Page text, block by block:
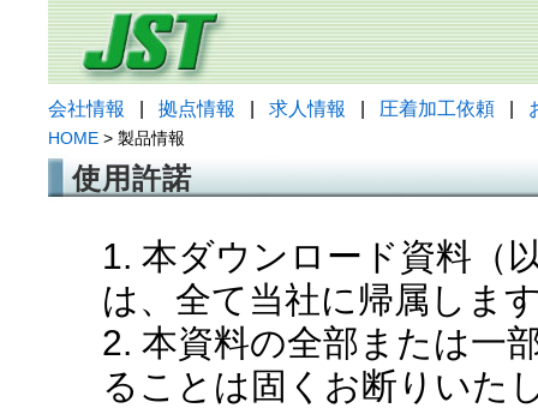
会社情報 拠点情報 求人情報 圧着加工依頼
HOME > 製品情報
使用許諾
1. 本ダウンロード資料（
は、全て当社に帰属しま
2. 本資料の全部または一
ることは固くお断りいた